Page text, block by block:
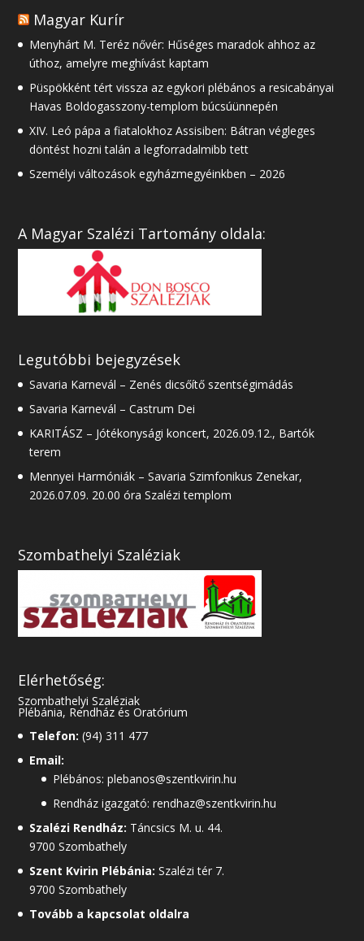
Magyar Kurír
Menyhárt M. Teréz nővér: Hűséges maradok ahhoz az
úthoz, amelyre meghívást kaptam
Püspökként tért vissza az egykori plébános a resicabányai
Havas Boldogasszony-templom búcsúünnepén
XIV. Leó pápa a fiatalokhoz Assisiben: Bátran végleges
döntést hozni talán a legforradalmibb tett
Személyi változások egyházmegyéinkben – 2026
A Magyar Szalézi Tartomány oldala:
Legutóbbi bejegyzések
Savaria Karnevál – Zenés dicsőítő szentségimádás
Savaria Karnevál – Castrum Dei
KARITÁSZ – Jótékonysági koncert, 2026.09.12., Bartók
terem
Mennyei Harmóniák – Savaria Szimfonikus Zenekar,
2026.07.09. 20.00 óra Szalézi templom
Szombathelyi Szaléziak
Elérhetőség:
Szombathelyi Szaléziak
Plébánia, Rendház és Oratórium
Telefon:(94) 311 477
Email:
Plébános: plebanos@szentkvirin.hu
Rendház igazgató: rendhaz@szentkvirin.hu
Szalézi Rendház: Táncsics M. u. 44.
9700 Szombathely
Szent Kvirin Plébánia: Szalézi tér 7.
9700 Szombathely
Tovább a kapcsolat oldalra